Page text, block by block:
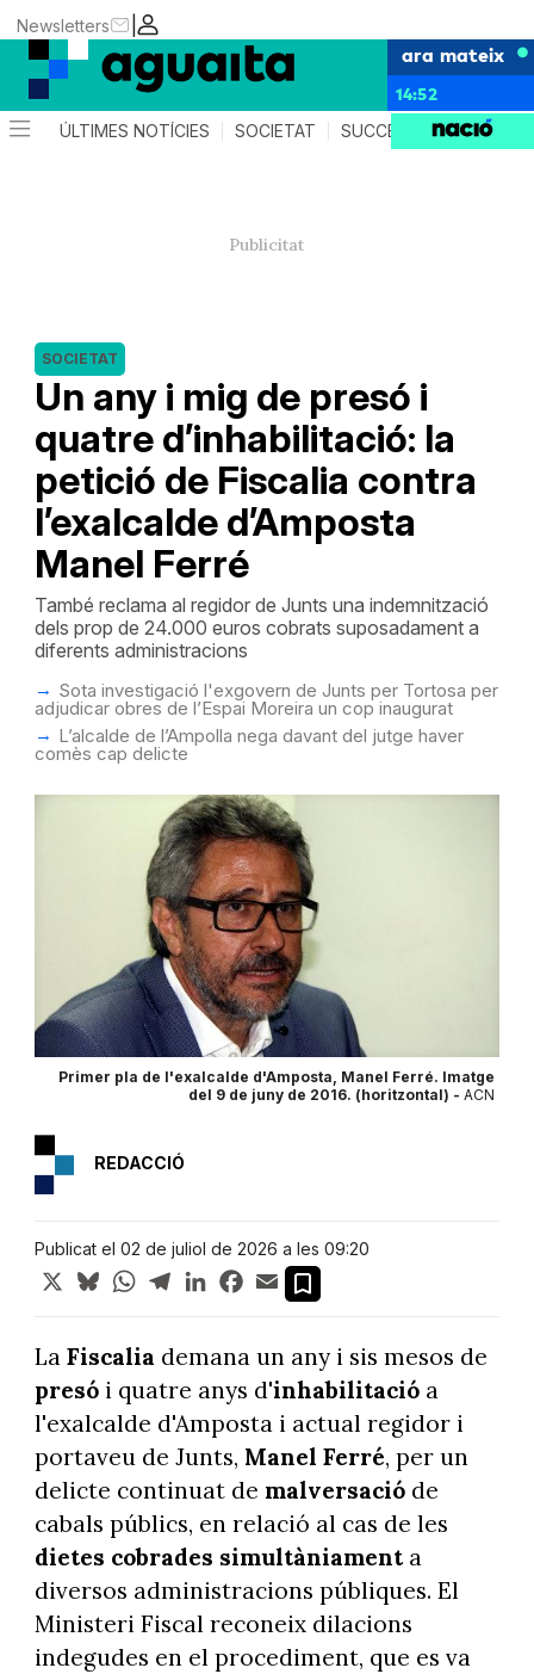
|
Newsletters
ara mateix
14:52
ÚLTIMES NOTÍCIES SOCIETAT SUCCESSOS AGENDA
Un any i mig de presó i
quatre d’inhabilitació: la
petició de Fiscalia contra
l’exalcalde d’Amposta
Manel Ferré
SOCIETAT
També reclama al regidor de Junts una indemnització
dels prop de 24.000 euros cobrats suposadament a
diferents administracions
Sota investigació l'exgovern de Junts per Tortosa per
adjudicar obres de l’Espai Moreira un cop inaugurat
L’alcalde de l’Ampolla nega davant del jutge haver
comès cap delicte
Primer pla de l'exalcalde d'Amposta, Manel Ferré. Imatge
del 9 de juny de 2016. (horitzontal) - ACN
REDACCIÓ
Publicat el 02 de juliol de 2026 a les 09:20
X BlueskyWhatsApp
TelegramLinkedInFacebook
Email
La Fiscalia demana un any i sis mesos de
presó i quatre anys d'inhabilitacióa
l'exalcalde d'Amposta i actual regidor i
portaveu de Junts, Manel Ferré, per un
delicte continuat de malversació de
cabals públics, en relació al cas de les
dietes cobrades simultàniament a
diversos administracions públiques. El
Ministeri Fiscal reconeix dilacions
indegudes en el procediment, que es va